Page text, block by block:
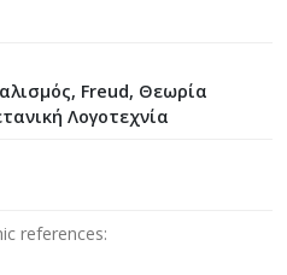
Freud, Θεωρία
Λογοτεχνία
references